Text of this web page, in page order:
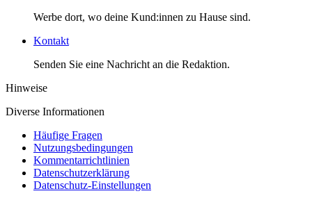
Werbe dort, wo deine Kund:innen zu Hause sind.
Kontakt
Senden Sie eine Nachricht an die Redaktion.
Hinweise
Diverse Informationen
Häufige Fragen
Nutzungsbedingungen
Kommentarrichtlinien
Datenschutzerklärung
Datenschutz-Einstellungen